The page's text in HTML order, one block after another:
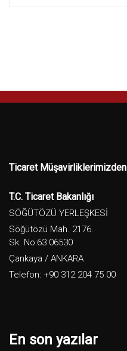
Ticaret Müşavirliklerimizden
T.C. Ticaret Bakanlığı
SÖĞÜTÖZÜ YERLEŞKESİ
Söğütözü Mah. 2176.
Sk. No:63 06530
Çankaya / ANKARA
Telefon: +90 312 204 75 00
En son yazılar